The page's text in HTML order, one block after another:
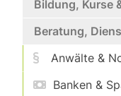
Bildung, Kurse
Beratung,
Anwälte &
Banken &